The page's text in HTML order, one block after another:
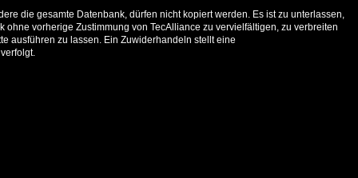
die gesamte Datenbank, dürfen nicht kopiert werden. Es ist zu unterlassen,
ohne vorherige Zustimmung von TecAlliance zu vervielfältigen, zu verbreiten
ausführen zu lassen. Ein Zuwiderhandeln stellt eine